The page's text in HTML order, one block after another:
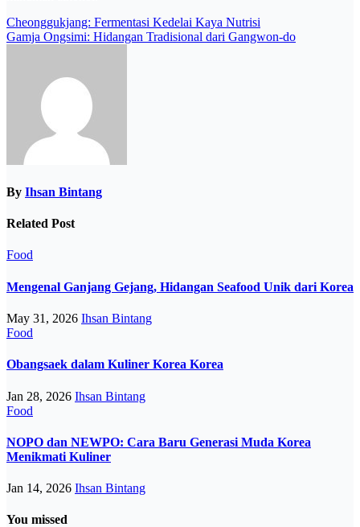
Post
navigation
Cheonggukjang: Fermentasi Kedelai Kaya Nutrisi
Gamja Ongsimi: Hidangan Tradisional dari Gangwon-do
By Ihsan Bintang
Related Post
Food
Mengenal Ganjang Gejang, Hidangan Seafood Unik dari Korea
May 31, 2026 Ihsan Bintang
Food
Obangsaek dalam Kuliner Korea Korea
Jan 28, 2026 Ihsan Bintang
Food
NOPO dan NEWPO: Cara Baru Generasi Muda Korea
Menikmati Kuliner
Jan 14, 2026 Ihsan Bintang
You missed